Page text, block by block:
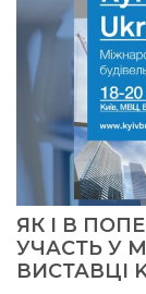
ЯК І В
УЧАСТЬ У
ВИСТАВЦІ